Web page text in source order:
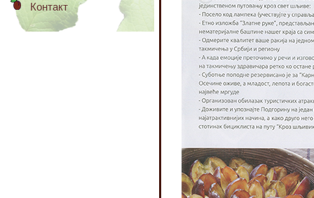
Контакт